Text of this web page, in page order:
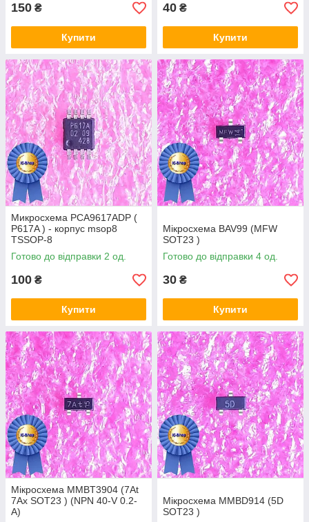
150 ₴
Купити
40 ₴
Купити
Микросхема PCA9617ADP (
P617A ) - корпус msop8
TSSOP-8
Готово до відправки 2 од.
100 ₴
Купити
Мікросхема BAV99 (MFW
SOT23 )
Готово до відправки 4 од.
30 ₴
Купити
Мікросхема MMBT3904 (7At
7Ax SOT23 ) (NPN 40-V 0.2-
A)
Мікросхема MMBD914 (5D
SOT23 )